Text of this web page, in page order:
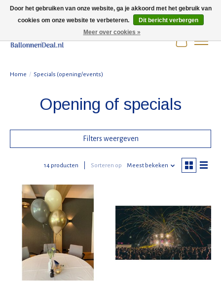
Wij zijn gesloten t/m 3 augustus i.v.m. de zomervakantie.
Home / Specials (opening/events)
Opening of specials
Filters weergeven
14 producten Sorteren op Meest bekeken
Door het gebruiken van onze website, ga je akkoord met het gebruik van
cookies om onze website te verbeteren.
Dit bericht verbergen
Meer over cookies »